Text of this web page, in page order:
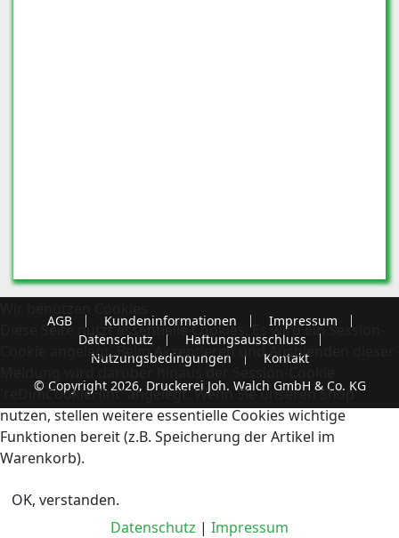
AGB Kundeninformationen
Impressum
Datenschutz
Haftungsausschluss
Nutzungsbedingungen
Kontakt
© Copyright 2026, Druckerei Joh. Walch GmbH & Co. KG
Diese Seite nutzt essentielle Cookies. Es wird ein Session-
Cookie angelegt. Beim Akzeptieren und Ausblenden dieser
Meldung wird darüber hinaus der Session-Cookie
'reDimCookieHint' angelegt. Wenn Sie unseren Shop
nutzen, stellen weitere essentielle Cookies wichtige
Funktionen bereit (z.B. Speicherung der Artikel im
Warenkorb).
OK, verstanden.
Datenschutz | Impressum